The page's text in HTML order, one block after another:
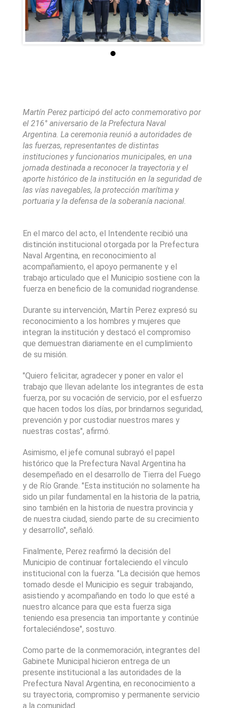
Martín Perez participó del acto conmemorativo por
el 216° aniversario de la Prefectura Naval
Argentina. La ceremonia reunió a autoridades de
las fuerzas, representantes de distintas
instituciones y funcionarios municipales, en una
jornada destinada a reconocer la trayectoria y el
aporte histórico de la institución en la seguridad de
las vías navegables, la protección marítima y
portuaria y la defensa de la soberanía nacional.
En el marco del acto, el Intendente recibió una
distinción institucional otorgada por la Prefectura
Naval Argentina, en reconocimiento al
acompañamiento, el apoyo permanente y el
trabajo articulado que el Municipio sostiene con la
fuerza en beneficio de la comunidad riograndense.
Durante su intervención, Martín Perez expresó su
reconocimiento a los hombres y mujeres que
integran la institución y destacó el compromiso
que demuestran diariamente en el cumplimiento
de su misión.
"Quiero felicitar, agradecer y poner en valor el
trabajo que llevan adelante los integrantes de esta
fuerza, por su vocación de servicio, por el esfuerzo
que hacen todos los días, por brindarnos seguridad,
prevención y por custodiar nuestros mares y
nuestras costas", afirmó.
Asimismo, el jefe comunal subrayó el papel
histórico que la Prefectura Naval Argentina ha
desempeñado en el desarrollo de Tierra del Fuego
y de Río Grande. "Esta institución no solamente ha
sido un pilar fundamental en la historia de la patria,
sino también en la historia de nuestra provincia y
de nuestra ciudad, siendo parte de su crecimiento
y desarrollo", señaló.
Finalmente, Perez reafirmó la decisión del
Municipio de continuar fortaleciendo el vínculo
institucional con la fuerza. "La decisión que hemos
tomado desde el Municipio es seguir trabajando,
asistiendo y acompañando en todo lo que esté a
nuestro alcance para que esta fuerza siga
teniendo esa presencia tan importante y continúe
fortaleciéndose", sostuvo.
Como parte de la conmemoración, integrantes del
Gabinete Municipal hicieron entrega de un
presente institucional a las autoridades de la
Prefectura Naval Argentina, en reconocimiento a
su trayectoria, compromiso y permanente servicio
a la comunidad.